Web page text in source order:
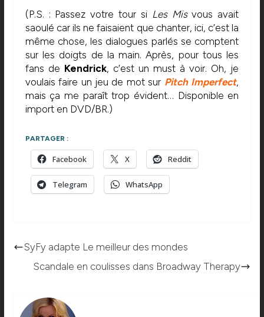
(P.S. : Passez votre tour si Les Misvous avait
saoulé car ils ne faisaient que chanter, ici, c’est la
même chose, les dialogues parlés se comptent
sur les doigts de la main. Après, pour tous les
fans de Kendrick, c’est un must à voir. Oh, je
voulais faire un jeu de mot sur Pitch Imperfect,
mais ça me paraît trop évident… Disponible en
import en DVD/BR.)
PARTAGER :
Facebook X Reddit
Telegram WhatsApp
SyFy adapte Le meilleur des mondes
Scandale en coulisses dans Broadway Therapy